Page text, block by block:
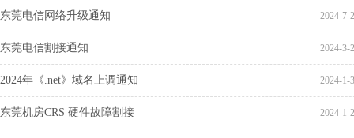
东莞电信网络升级通知 2024-7-
东莞电信割接通知 2024-3-
2024年《.net》域名上调通知 2024-1-
东莞机房CRS 硬件故障割接 2024-1-